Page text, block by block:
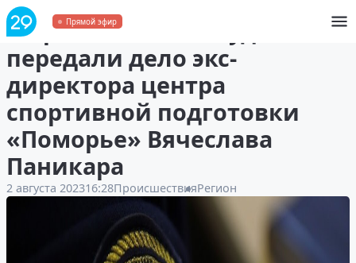
Прямой эфир
В Архангельске в суд
передали дело экс-
директора центра
спортивной подготовки
«Поморье» Вячеслава
Паникара
2 августа 202316:28ПроисшествияРегион